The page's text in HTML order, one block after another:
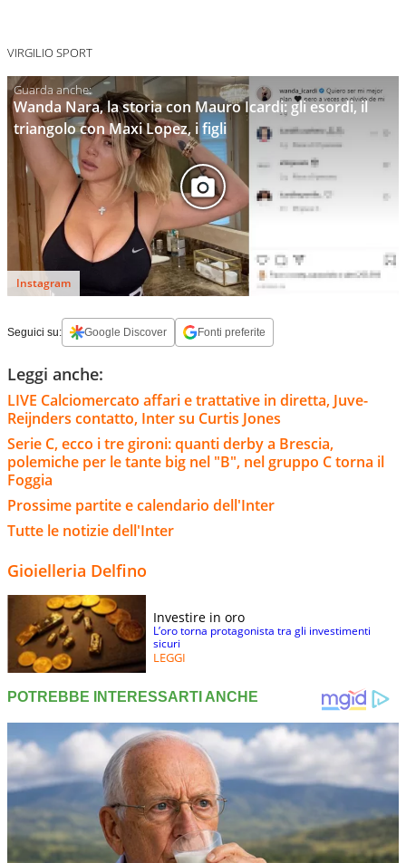
VIRGILIO SPORT
Wanda Nara, la storia con Mauro Icardi: gli esordi, il
triangolo con Maxi Lopez, i figli
Instagram
Seguici su: Google Discover Fonti preferite
Leggi anche:
LIVE Calciomercato affari e trattative in diretta, Juve-
Reijnders contatto, Inter su Curtis Jones
Serie C, ecco i tre gironi: quanti derby a Brescia,
polemiche per le tante big nel "B", nel gruppo C torna il
Foggia
Prossime partite e calendario dell'Inter
Tutte le notizie dell'Inter
Gioielleria Delfino
Investire in oro
L’oro torna protagonista tra gli investimenti
sicuri
LEGGI